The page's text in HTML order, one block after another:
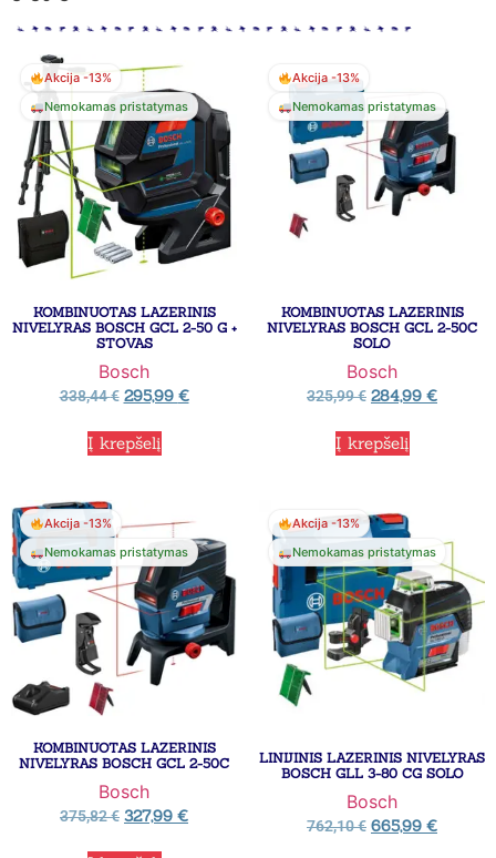
Akcija -13%
Nemokamas pristatymas
KOMBINUOTAS LAZERINIS
NIVELYRAS BOSCH GCL 2-50 G +
STOVAS
Bosch
338,44€ 295,99 €
Į krepšelį
Akcija -13%
Nemokamas pristatymas
KOMBINUOTAS LAZERINIS
NIVELYRAS BOSCH GCL 2-50C
SOLO
Bosch
325,99€ 284,99 €
Į krepšelį
Akcija -13%
Nemokamas pristatymas
KOMBINUOTAS LAZERINIS
NIVELYRAS BOSCH GCL 2-50C
Bosch
375,82€ 327,99 €
Akcija -13%
Nemokamas pristatymas
LINIJINIS LAZERINIS NIVELYRAS
BOSCH GLL 3-80 CG SOLO
Bosch
762,10€ 665,99 €